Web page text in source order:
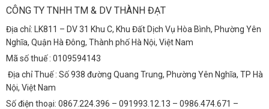
hiệu quả cho các tuyến đường giao thông, đảm bảo tầm nhìn rõ
Khu công nghiệp và khu đô thị mới:Chiếu sáng các khu vực sản
xuất, kho bãi, đường nội bộ, tạo môi trường làm việc và sinh sống
Bãi đỗ xe:Đảm bảo an ninh và thuận tiện cho việc đỗ xe vào ban
đêm.
CÔNG TY TNHH TM & DV THÀNH ĐẠT
Địa chỉ: LK811 – DV 31 Khu C, Khu Đất Dịch Vụ Hòa Bình, Phường Yên
Nghĩa, Quận Hà Đông, Thành phố Hà Nội, Việt Nam
Mã số thuế : 0109594143
Địa chỉ Thuế : Số 938 đường Quang Trung, Phường Yên Nghĩa, TP Hà
Nội, Việt Nam
Số điện thoại: 0867.224.396 – 091993.12.13 – 0986.474.671 –